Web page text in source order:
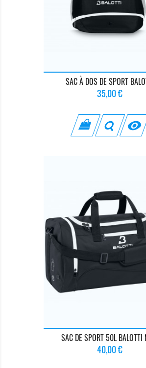
SAC À DOS DE SPORT
Prix
35,00 €

SAC DE SPORT 50L BALOTTI
Prix
40,00 €